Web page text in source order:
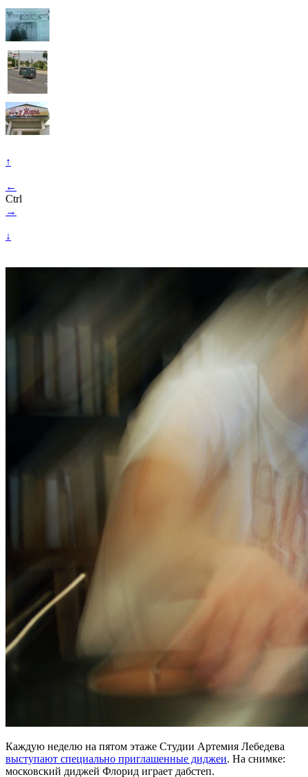
↑
←
Ctrl
→
↓
Каждую неделю на пятом этаже Студии Артемия Лебедева
выступают специально приглашенные диджеи. На снимке:
московский диджей Флорид играет дабстеп.